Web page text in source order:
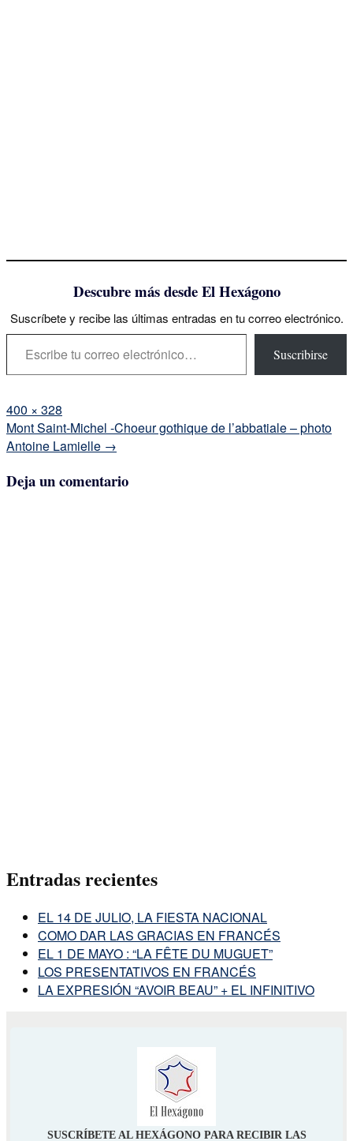
Descubre más desde El Hexágono
Suscríbete y recibe las últimas entradas en tu correo electrónico.
Escribe tu correo electrónico…
Suscribirse
Tamaño
completo
400 × 328
Navegación
de
entrada
Mont Saint-Michel -Choeur gothique de l’abbatiale – photo
Antoine Lamielle →
Deja un comentario
Entradas recientes
EL 14 DE JULIO, LA FIESTA NACIONAL
COMO DAR LAS GRACIAS EN FRANCÉS
EL 1 DE MAYO : “LA FÊTE DU MUGUET”
LOS PRESENTATIVOS EN FRANCÉS
LA EXPRESIÓN “AVOIR BEAU” + EL INFINITIVO